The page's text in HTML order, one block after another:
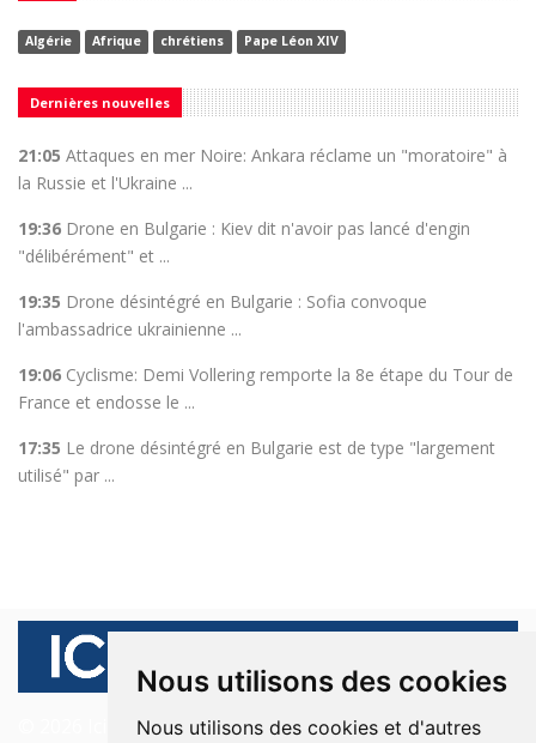
Nous utilisons des cookies
Nous utilisons des cookies et d'autres
Algérie Afrique chrétiens Pape Léon XIV
Dernières nouvelles
21:05 Attaques en mer Noire: Ankara réclame un "moratoire" à
la Russie et l'Ukraine ...
19:36 Drone en Bulgarie : Kiev dit n'avoir pas lancé d'engin
"délibérément" et ...
19:35 Drone désintégré en Bulgarie : Sofia convoque
l'ambassadrice ukrainienne ...
19:06 Cyclisme: Demi Vollering remporte la 8e étape du Tour de
France et endosse le ...
17:35 Le drone désintégré en Bulgarie est de type "largement
utilisé" par ...
© 2026 Ici Beyrouth. Tous les droits sont réservés.